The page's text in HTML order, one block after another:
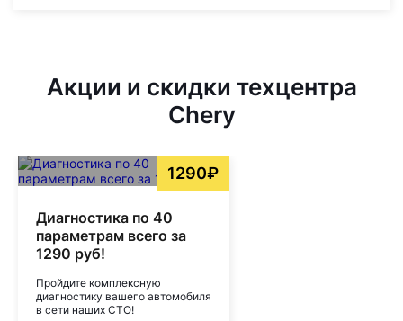
Акции и скидки техцентра
Chery
1290₽
Диагностика по 40
параметрам всего за
1290 руб!
Пройдите комплексную
диагностику вашего автомобиля
в сети наших СТО!